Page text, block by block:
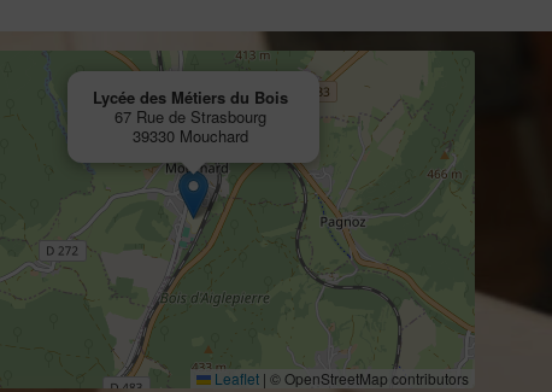
Lycée des Métiers du Bois
67 Rue de Strasbourg
39330 Mouchard
Leaflet | © OpenStreetMap contributors